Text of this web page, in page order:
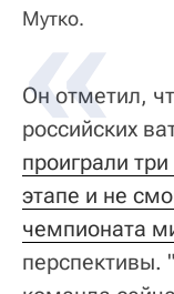
Мутко.
Он отметил,
российских
проиграли
этапе и не
чемпионата
перспективы.